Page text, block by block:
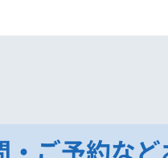
・ご予約など